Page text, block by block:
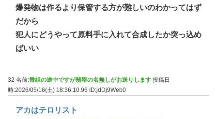
爆発物は作るより保管する方が難しいのわかってはず
だから
犯人にどうやって原料手に入れて合成したか突っ込め
ばいい
32 名前:番組の途中ですが翡翠の名無しがお送りします 投稿日
時:2026/05/16(土) 18:36:10.96
ID:jdDj9Web0
アカはテロリスト